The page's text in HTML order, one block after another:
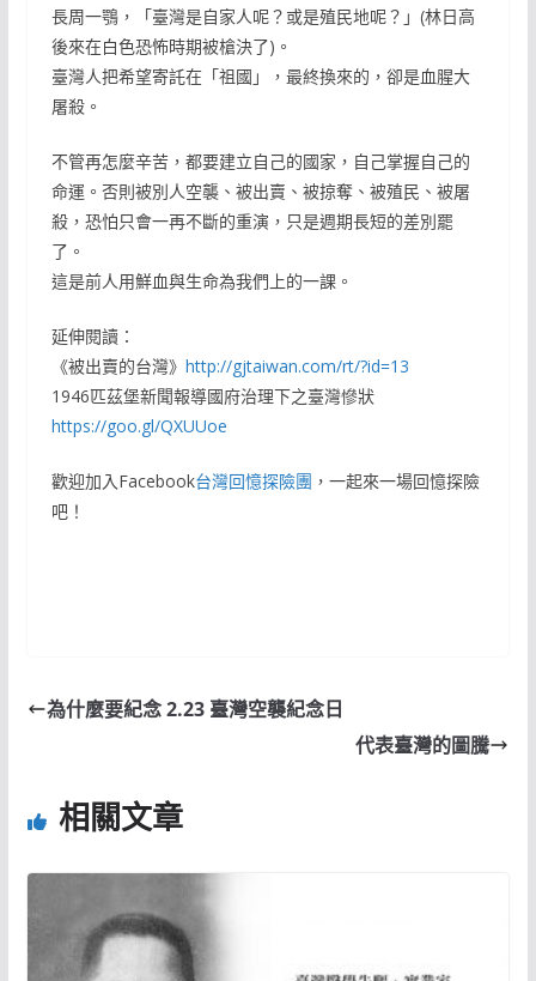
長周一鶚，「臺灣是自家人呢？或是殖民地呢？」(林日高
後來在白色恐怖時期被槍決了)。
臺灣人把希望寄託在「祖國」，最終換來的，卻是血腥大
屠殺。
不管再怎麼辛苦，都要建立自己的國家，自己掌握自己的
命運。否則被別人空襲、被出賣、被掠奪、被殖民、被屠
殺，恐怕只會一再不斷的重演，只是週期長短的差別罷
了。
這是前人用鮮血與生命為我們上的一課。
延伸閱讀：
《被出賣的台灣》 http://gjtaiwan.com/rt/?id=13
1946匹茲堡新聞報導國府治理下之臺灣慘狀
https://goo.gl/QXUUoe
歡迎加入Facebook台灣回憶探險團 ，一起來一場回憶探險
吧！
為什麼要紀念 2.23 臺灣空襲紀念日
代表臺灣的圖騰
相關文章